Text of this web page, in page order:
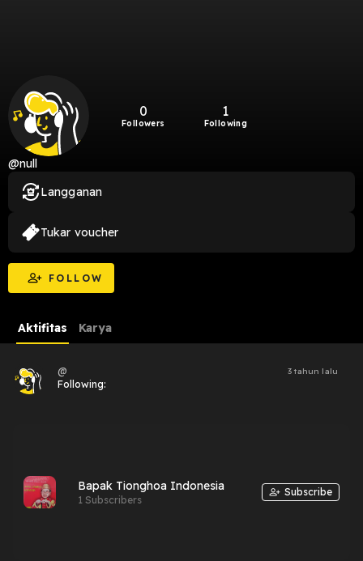
0
Followers
1
Following
@null
FOLLOW
Langganan
Tukar voucher
Aktifitas Karya
@ 3 tahun lalu
Following:
Bapak Tionghoa Indonesia
1 Subscribers
Subscribe